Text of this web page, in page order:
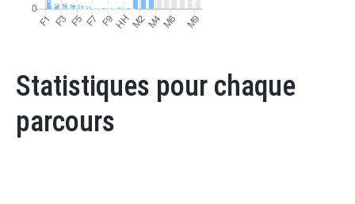
Statistiques pour chaque
parcours